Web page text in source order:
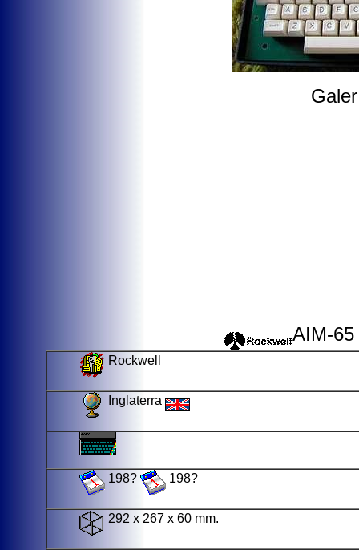
AIM-
Rockwell
Inglaterra
198? 198?
292 x 267 x 60 mm.